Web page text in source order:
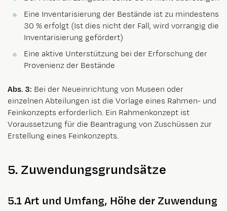
Eine Inventarisierung der Bestände ist zu mindestens
30 % erfolgt (Ist dies nicht der Fall, wird vorrangig die
Inventarisierung gefördert)
Eine aktive Unterstützung bei der Erforschung der
Provenienz der Bestände
Abs. 3: Bei der Neueinrichtung von Museen oder
einzelnen Abteilungen ist die Vorlage eines Rahmen- und
Feinkonzepts erforderlich. Ein Rahmenkonzept ist
Voraussetzung für die Beantragung von Zuschüssen zur
Erstellung eines Feinkonzepts.
5. Zuwendungsgrundsätze
5.1 Art und Umfang, Höhe der Zuwendung